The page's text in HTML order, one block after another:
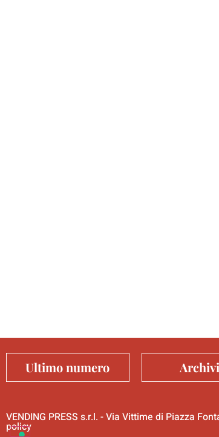
Ultimo numero
VENDING PRESS s.r.l. - Via Vittime di Piazza
policy